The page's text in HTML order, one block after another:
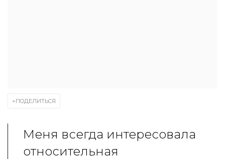
ПОДЕЛИТЬСЯ
Меня всегда интересовала
относительная